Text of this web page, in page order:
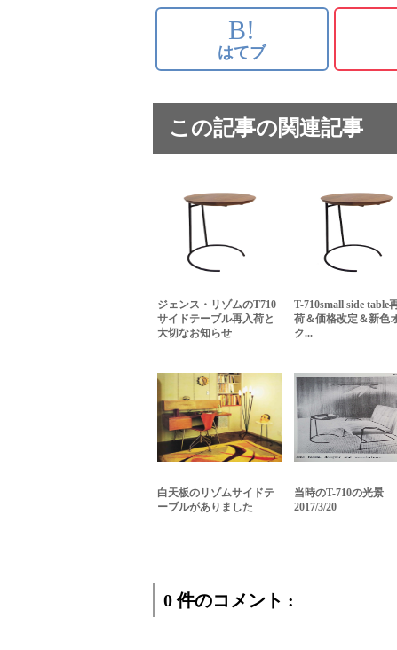
B!
はてブ
この記事の関連記事
ジェンス・リゾムのT710
サイドテーブル再入荷と
大切なお知らせ
T-710small side table
荷＆価格改定＆新色
ク...
白天板のリゾムサイドテ
ーブルがありました
当時のT-710の光景
2017/3/20
0 件のコメント :